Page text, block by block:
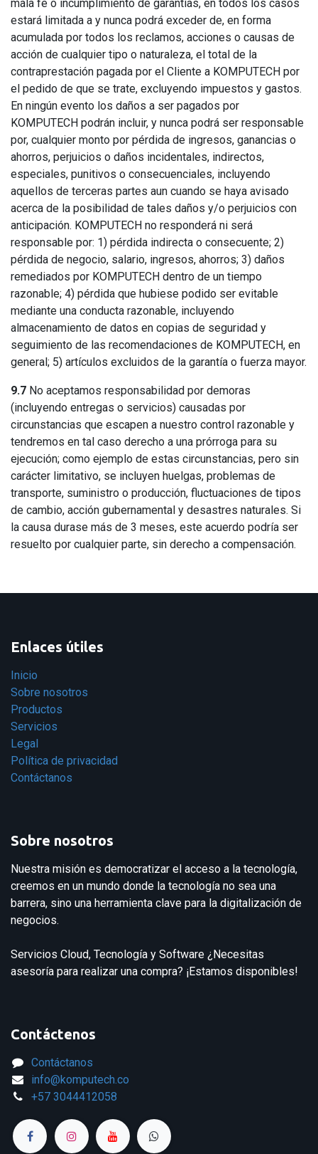
mala fe o incumplimiento de garantías, en todos los casos
estará limitada a y nunca podrá exceder de, en forma
acumulada por todos los reclamos, acciones o causas de
acción de cualquier tipo o naturaleza, el total de la
contraprestación pagada por el Cliente a KOMPUTECH por
el pedido de que se trate, excluyendo impuestos y gastos.
En ningún evento los daños a ser pagados por
KOMPUTECH podrán incluir, y nunca podrá ser responsable
por, cualquier monto por pérdida de ingresos, ganancias o
ahorros, perjuicios o daños incidentales, indirectos,
especiales, punitivos o consecuenciales, incluyendo
aquellos de terceras partes aun cuando se haya avisado
acerca de la posibilidad de tales daños y/o perjuicios con
anticipación. KOMPUTECH no responderá ni será
responsable por: 1) pérdida indirecta o consecuente; 2)
pérdida de negocio, salario, ingresos, ahorros; 3) daños
remediados por KOMPUTECH dentro de un tiempo
razonable; 4) pérdida que hubiese podido ser evitable
mediante una conducta razonable, incluyendo
almacenamiento de datos en copias de seguridad y
seguimiento de las recomendaciones de KOMPUTECH, en
general; 5) artículos excluidos de la garantía o fuerza mayor.
9.7 No aceptamos responsabilidad por demoras
(incluyendo entregas o servicios) causadas por
circunstancias que escapen a nuestro control razonable y
tendremos en tal caso derecho a una prórroga para su
ejecución; como ejemplo de estas circunstancias, pero sin
carácter limitativo, se incluyen huelgas, problemas de
transporte, suministro o producción, fluctuaciones de tipos
de cambio, acción gubernamental y desastres naturales. Si
la causa durase más de 3 meses, este acuerdo podría ser
resuelto por cualquier parte, sin derecho a compensación.
Enlaces útiles
Inicio
Sobre nosotros
Productos
Servicios
Legal
Política de privacidad
Contáctanos
Sobre nosotros
Nuestra misión es democratizar el acceso a la tecnología,
creemos en un mundo donde la tecnología no sea una
barrera, sino una herramienta clave para la digitalización de
negocios.
Servicios Cloud, Tecnología y Software ¿Necesitas
asesoría para realizar una compra? ¡Estamos disponibles!
Contáctenos
Contáctanos
info@komputech.co
+57 3044412058